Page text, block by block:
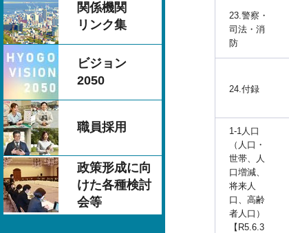
関係機関
リンク集
ビジョン
2050
職員採用
政策形成に向
けた各種検討
会等
23.警察・
司法・消
防
24.付録
1-1人口
（人口・
世帯、人
口増減、
将来人
口、高齢
者人口）
【R5.6.3